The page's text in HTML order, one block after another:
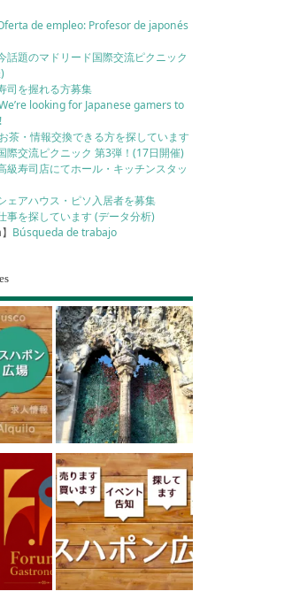
de empleo: Profesor de japonés
話題のマドリード国際交流ピクニック
司を握れる方募集
looking for Japanese gamers to
お茶・情報交換できる方を探しています
際交流ピクニック 第3弾！(17日開催)
級寿司店にてホール・キッチンスタッ
ェアハウス・ピソ入居者を募集
事を探しています (データ分析)
Búsqueda de trabajo